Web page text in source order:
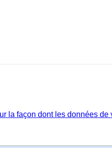
la façon dont les données de